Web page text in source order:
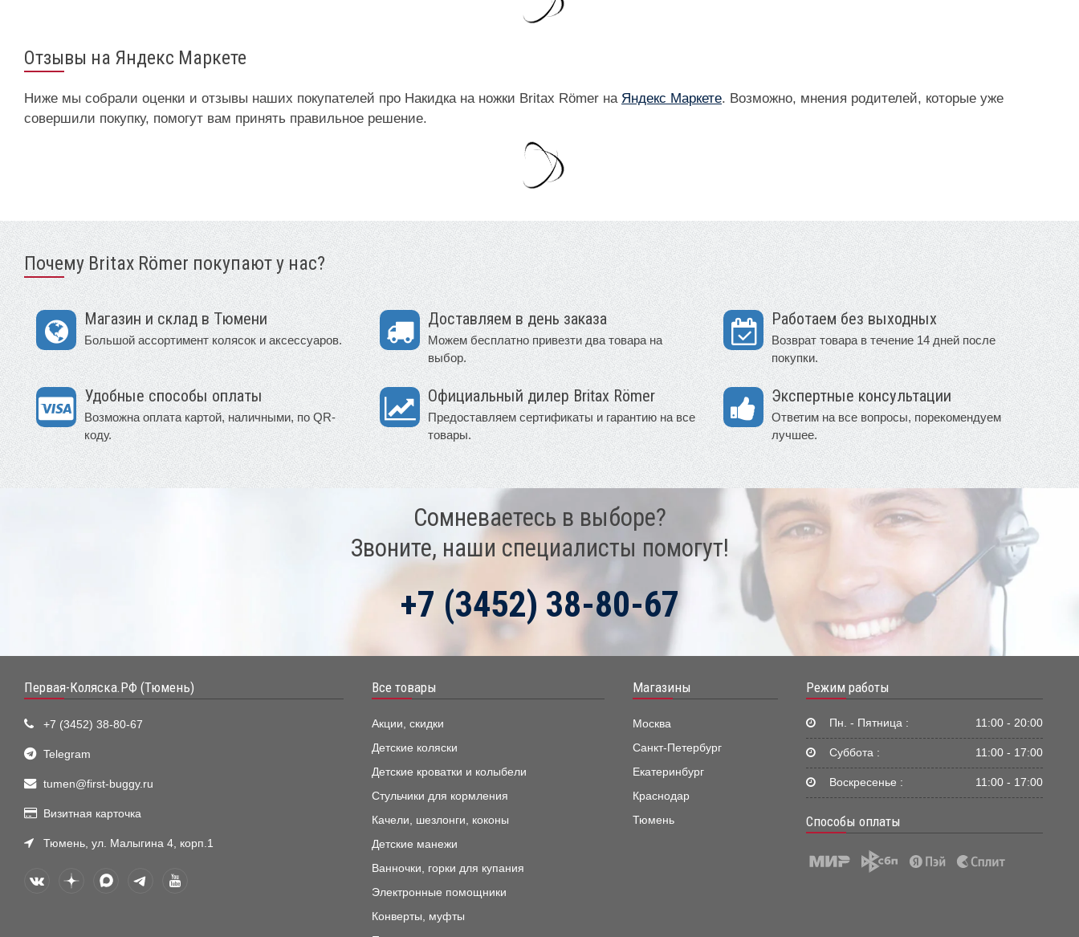
Отзывы на Яндекс Маркете
Ниже мы собрали оценки и отзывы наших покупателей про Накидка на ножки Britax Römer на Яндекс Маркете. Возможно, мнения родителей, которые уже
совершили покупку, помогут вам принять правильное решение.
Почему Britax Römer покупают у нас?
Магазин и склад в Тюмени
Большой ассортимент колясок и аксессуаров.
Доставляем в день заказа
Можем бесплатно привезти два товара на
выбор.
Работаем без выходных
Возврат товара в течение 14 дней после
покупки.
Удобные способы оплаты
Возможна оплата картой, наличными, по QR-
коду.
Официальный дилер Britax Römer
Предоставляем сертификаты и гарантию на все
товары.
Экспертные консультации
Ответим на все вопросы, порекомендуем
лучшее.
Сомневаетесь в выборе?
Звоните, наши специалисты помогут!
+7 (3452) 38-80-67
Первая-Коляска.РФ (Тюмень)
+7 (3452) 38-80-67
Telegram
tumen@first-buggy.ru
Визитная карточка
Тюмень, ул. Малыгина 4, корп.1
Все товары
Акции, скидки
Детские коляски
Детские кроватки и колыбели
Стульчики для кормления
Качели, шезлонги, коконы
Детские манежи
Ванночки, горки для купания
Электронные помощники
Конверты, муфты
Магазины
Москва
Санкт-Петербург
Екатеринбург
Краснодар
Тюмень
Режим работы
Пн. - Пятница : 11:00 - 20:00
Суббота : 11:00 - 17:00
Воскресенье : 11:00 - 17:00
Способы оплаты